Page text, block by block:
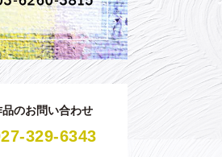
のお問い合わせ
329-6343